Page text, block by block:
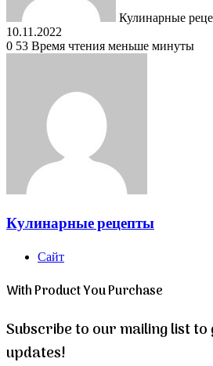
Кулинарные
10.11.2022
0 53 Время чтения меньше минуты
Кулинарные рецепты
Сайт
With Product You Purchase
Subscribe to our mailing list to
updates!